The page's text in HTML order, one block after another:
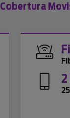
Cobertura